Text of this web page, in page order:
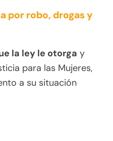
por robo, drogas y
la ley le otorga y
para las Mujeres,
a su situación